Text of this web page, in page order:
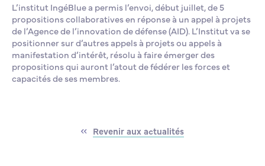
L’institut IngéBlue a permis l’envoi, début juillet, de 5
propositions collaboratives en réponse à un appel à projets
de l’Agence de l’innovation de défense (AID). L’Institut va se
positionner sur d’autres appels à projets ou appels à
manifestation d’intérêt, résolu à faire émerger des
propositions qui auront l’atout de fédérer les forces et
capacités de ses membres.
Revenir aux actualités